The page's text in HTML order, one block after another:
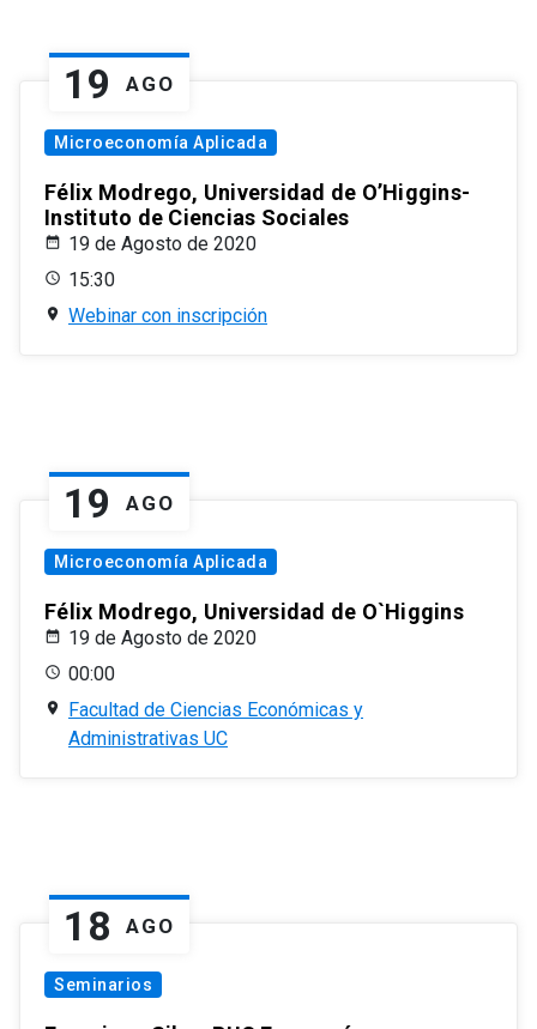
19 AGO
Microeconomía Aplicada
Félix Modrego, Universidad de O’Higgins-
Instituto de Ciencias Sociales
19 de Agosto de 2020
15:30
Webinar con inscripción
19 AGO
Microeconomía Aplicada
Félix Modrego, Universidad de O`Higgins
19 de Agosto de 2020
00:00
Facultad de Ciencias Económicas y
Administrativas UC
18 AGO
Seminarios